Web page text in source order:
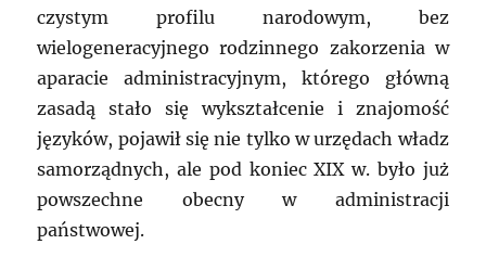
czystym profilu narodowym, bez
wielogeneracyjnego rodzinnego zakorzenia w
aparacie administracyjnym, którego główną
zasadą stało się wykształcenie i znajomość
języków, pojawił się nie tylko w urzędach władz
samorządnych, ale pod koniec XIX w. było już
powszechne obecny w administracji
państwowej.